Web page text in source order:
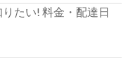
たい! 料金・配達日